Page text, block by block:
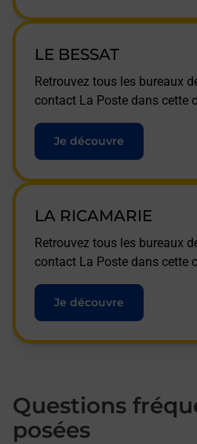
LE BESSAT
Retrouvez tous les bureaux
contact La Poste dans cette
Je découvre
LA RICAMARIE
Retrouvez tous les bureaux
contact La Poste dans cette
Je découvre
Questions
posées